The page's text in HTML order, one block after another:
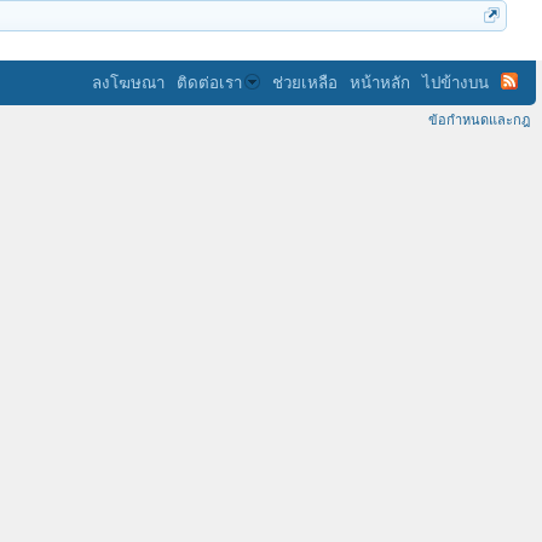
ลงโฆษณา ติดต่อเรา ช่วยเหลือ หน้าหลัก ไปข้างบน
ข้อกำหนดและกฎ